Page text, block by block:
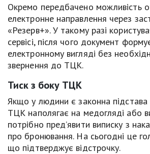
Окремо передбачено можливість
електронне направлення через
«Резерв+». У такому разі
сервісі, після чого документ
електронному вигляді без
звернення до ТЦК.
Тиск з боку ТЦК
Якщо у людини є законна підстава
ТЦК наполягає на медогляді або
потрібно пред’явити виписку з
про бронювання. На сьогодні це
що підтверджує відстрочку.